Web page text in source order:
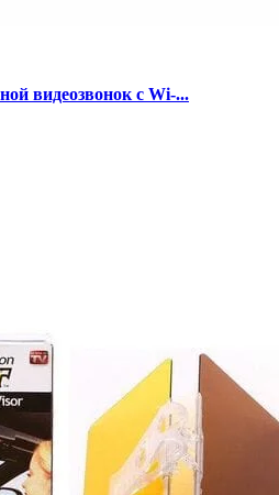
видеозвонок с Wi-...